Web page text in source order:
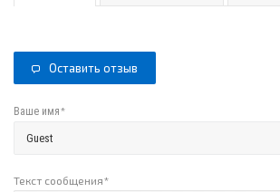
Оставить отзыв
Ваше имя*
Текст сообщения*